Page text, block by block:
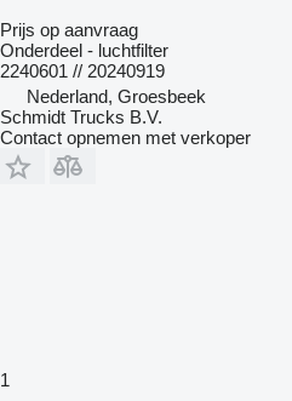
Prijs op aanvraag
Onderdeel - luchtfilter
2240601 // 20240919
Nederland, Groesbeek
Schmidt Trucks B.V.
Contact opnemen met verkoper
1